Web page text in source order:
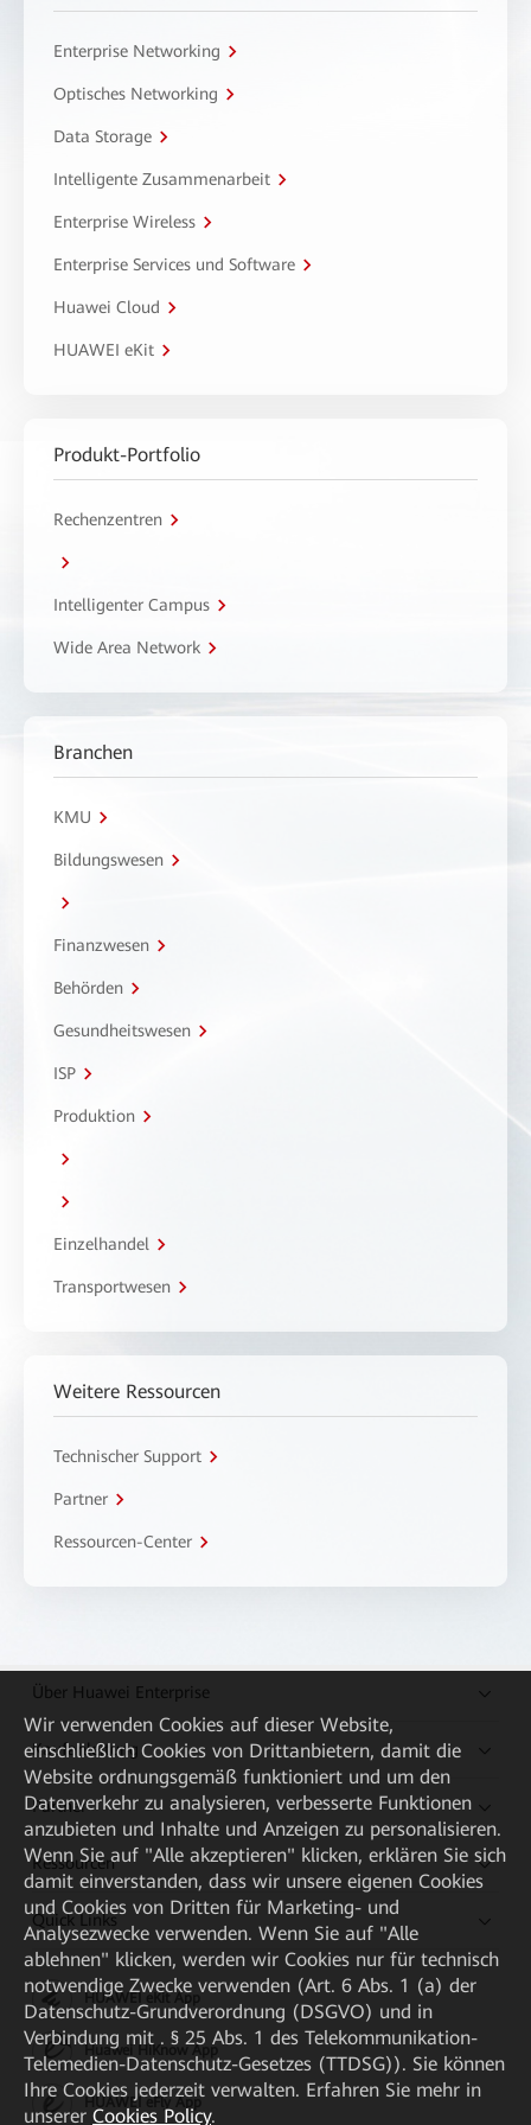
Enterprise Networking
Optisches Networking
Data Storage
Intelligente Zusammenarbeit
Enterprise Wireless
Enterprise Services und Software
Huawei Cloud
HUAWEI eKit
Produkt-Portfolio
Rechenzentren
Intelligenter Campus
Wide Area Network
Branchen
KMU
Bildungswesen
Finanzwesen
Behörden
Gesundheitswesen
ISP
Produktion
Einzelhandel
Transportwesen
Weitere Ressourcen
Technischer Support
Partner
Ressourcen-Center
Über Huawei Enterprise
Kaufanleitung
Partner
Ressourcen
Quick Links
HUAWEI eKit App
Huawei HiKnow App
HUAWEI eFly App
Wir verwenden Cookies auf dieser Website,
einschließlich Cookies von Drittanbietern, damit die
Website ordnungsgemäß funktioniert und um den
Datenverkehr zu analysieren, verbesserte Funktionen
anzubieten und Inhalte und Anzeigen zu personalisieren.
Wenn Sie auf "Alle akzeptieren" klicken, erklären Sie sich
damit einverstanden, dass wir unsere eigenen Cookies
und Cookies von Dritten für Marketing- und
Analysezwecke verwenden. Wenn Sie auf "Alle
ablehnen" klicken, werden wir Cookies nur für technisch
notwendige Zwecke verwenden (Art. 6 Abs. 1 (a) der
Datenschutz-Grundverordnung (DSGVO) und in
Verbindung mit . § 25 Abs. 1 des Telekommunikation-
Telemedien-Datenschutz-Gesetzes (TTDSG)). Sie können
Ihre Cookies jederzeit verwalten. Erfahren Sie mehr in
unserer Cookies Policy.